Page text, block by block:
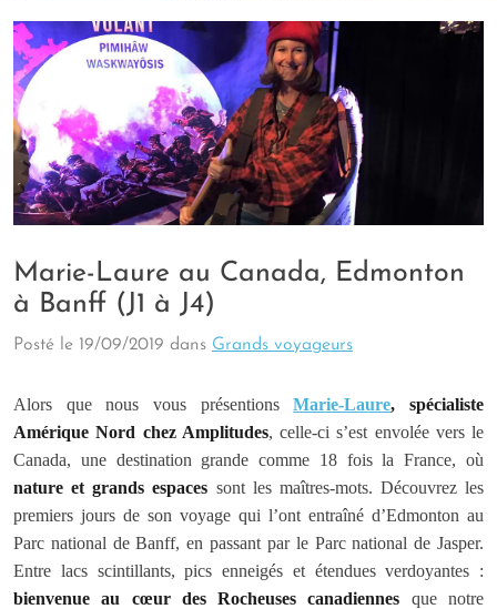
Marie-Laure au Canada, Edmonton
à Banff (J1 à J4)
Posté le 19/09/2019 dans Grands voyageurs
Alors que nous vous présentionsMarie-Laure, spécialiste
Amérique Nord chez Amplitudes, celle-ci s’est envolée vers le
Canada, une destination grande comme 18 fois la France, où
nature et grands espaces sont les maîtres-mots. Découvrez les
premiers jours de son voyage qui l’ont entraîné d’Edmonton au
Parc national de Banff, en passant par le Parc national de Jasper.
Entre lacs scintillants, pics enneigés et étendues verdoyantes :
bienvenue au cœur des Rocheuses canadiennes que notre